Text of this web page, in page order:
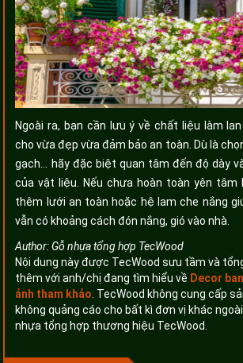
Ngoài ra, bạn cần lưu ý về chất liệu làm
cho vừa đẹp vừa đảm bảo an toàn. Dù là
gạch… hãy đặc biệt quan tâm đến độ dày
của vật liệu. Nếu chưa hoàn toàn yên
thêm lưới an toàn hoặc hệ lam che nắng
vẫn có khoảng cách đón nắng, gió vào nhà.
Author:Gỗ nhựa tổng hợp TecWood
Nội dung này được TecWood sưu tầm và
thêm với anh/chị đang tìm hiểu về Decor
ảnh tham khảo . TecWood không cung cấp
không quảng cáo cho bất kì đơn vị khác
nhựa tổng hợp thương hiệu TecWood.